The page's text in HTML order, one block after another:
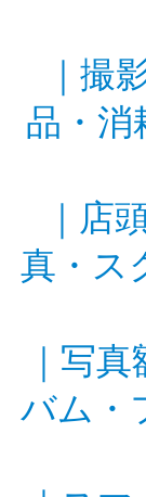
撮
品・消
店
真・ス
写真
バム・